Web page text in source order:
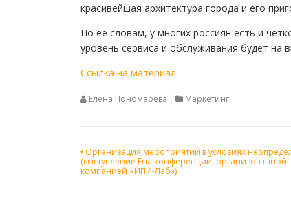
красивейшая архитектура города и его
По её словам, у многих россиян есть и
уровень сервиса и обслуживания будет
Ссылка на материал
Елена Пономарева Маркетинг
Навигация
по
Организация мероприятий в условиях
(выступление Ена конференции, организованной
компанией «ИПИ-Лаб»)